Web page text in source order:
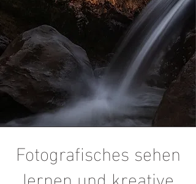
Fotografisches sehen